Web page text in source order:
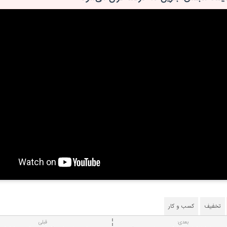
تخفیف کسب و کار
قبلی بعدی: